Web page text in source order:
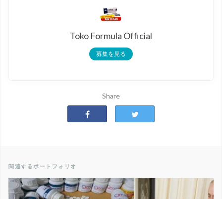
Toko Formula Official
募集を見る
Share
関連するポートフォリオ